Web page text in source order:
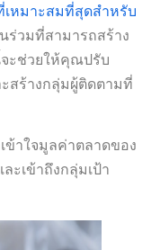
เหมาะสมที่สุดสำหรับ
ร่วมที่สามารถสร้าง
จะช่วยให้คุณปรับ
สร้างกลุ่มผู้ติดตามที่
ข้าใจมูลค่าตลาดของ
ะเข้าถึงกลุ่มเป้า